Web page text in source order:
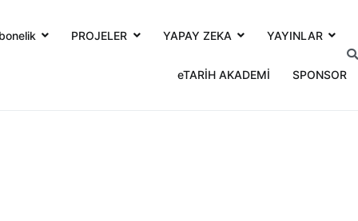
PROJELER YAPAY ZEKA YAYINLAR
eTARİH AKADEMİ SPONSOR